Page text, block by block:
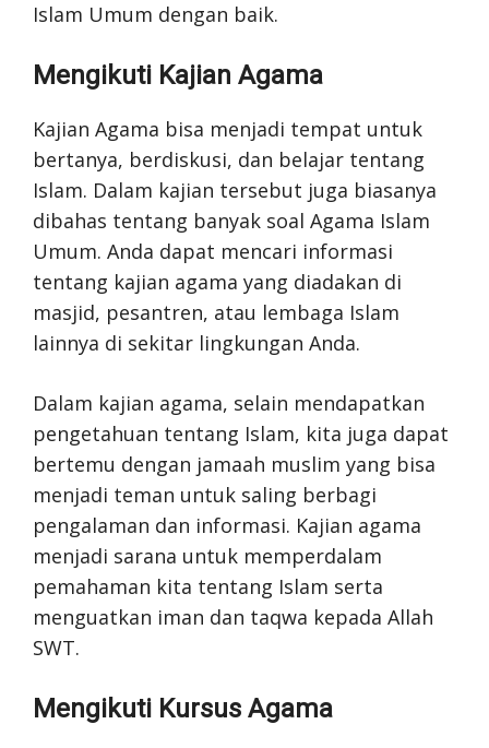
Islam Umum dengan baik.
Mengikuti Kajian Agama
Kajian Agama bisa menjadi tempat untuk
bertanya, berdiskusi, dan belajar tentang
Islam. Dalam kajian tersebut juga biasanya
dibahas tentang banyak soal Agama Islam
Umum. Anda dapat mencari informasi
tentang kajian agama yang diadakan di
masjid, pesantren, atau lembaga Islam
lainnya di sekitar lingkungan Anda.
Dalam kajian agama, selain mendapatkan
pengetahuan tentang Islam, kita juga dapat
bertemu dengan jamaah muslim yang bisa
menjadi teman untuk saling berbagi
pengalaman dan informasi. Kajian agama
menjadi sarana untuk memperdalam
pemahaman kita tentang Islam serta
menguatkan iman dan taqwa kepada Allah
SWT.
Mengikuti Kursus Agama